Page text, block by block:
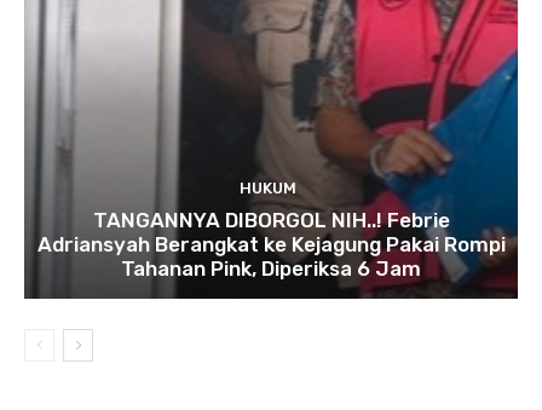
HUKUM
TANGANNYA DIBORGOL NIH..! Febrie
Adriansyah Berangkat ke Kejagung Pakai Rompi
Tahanan Pink, Diperiksa 6 Jam